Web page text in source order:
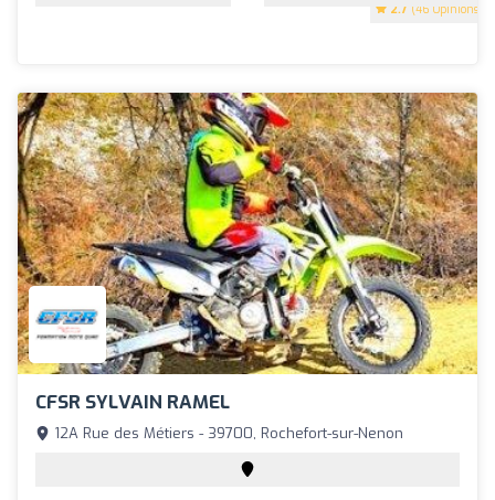
2.7 (46 Opinions)
CFSR SYLVAIN RAMEL
12A Rue des Métiers - 39700, Rochefort-sur-Nenon